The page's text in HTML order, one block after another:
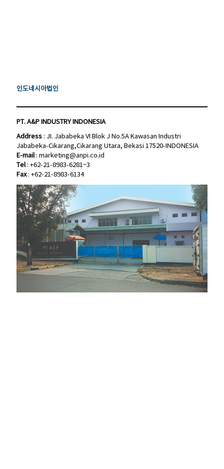
인도네시아법인
PT. A&P INDUSTRY INDONESIA
Address : JI. Jababeka VI Blok J No.5A Kawasan Industri
Jababeka-Cikarang,Cikarang Utara, Bekasi 17520-INDONESIA
E-mail: marketing@anpi.co.id
Tel: +62-21-8983-6281~3
Fax: +62-21-8983-6134
인도네시아법인
PT. A&P INDUSTRY INDONESIA
Address : JI. Jababeka VI Blok J No.5A Kawasan Industri
Jababeka-Cikarang,Cikarang Utara, Bekasi 17520-INDONESIA
E-mail: marketing@anpi.co.id
Tel: +62-21-8983-6281~3
Fax: +62-21-8983-6134